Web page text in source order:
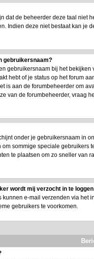
dat de beheerder deze taal niet
Indien deze niet bestaat kan je
gebruikersnaam?
gebruikersnaam bij het
hebt of je status op het forum
is aan de forumbeheerder om
van de forumbeheerder, vraag
onder je gebruikersnaam in
sommige speciale
te plaatsen om zo sneller van
wordt mij verzocht in te loggen
e-mail verzenden via
gebruikers te voorkomen.